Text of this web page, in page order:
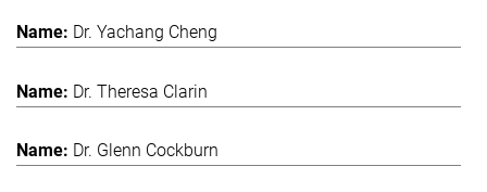
Dr. Yachang Cheng
Dr. Theresa Clarin
Dr. Glenn Cockburn